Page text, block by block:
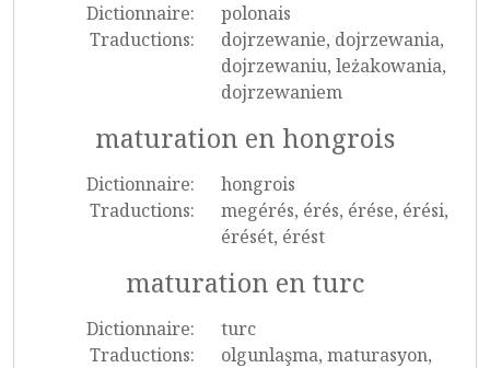
Dictionnaire:
polonais
Traductions:
dojrzewanie, dojrzewania,
dojrzewaniu, leżakowania,
dojrzewaniem
maturation en hongrois
Dictionnaire:
hongrois
Traductions:
megérés, érés, érése, érési,
érését, érést
maturation en turc
Dictionnaire:
turc
Traductions:
olgunlaşma, maturasyon,